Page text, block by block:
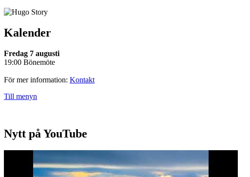
Kalender
Fredag 7 augusti
19:00 Bönemöte
För mer information: Kontakt
Till menyn
Nytt på YouTube